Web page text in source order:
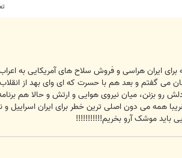
ایران هراسی و فروش سلاح های آمریکایی به
رو بزنن، میان نیروی هوایی و ارتش و حالا هم
همه می دون اصلی ترین خطر برای ایران اسراییل و
باید موشک آرو بخریم!!!!!!!!!!!